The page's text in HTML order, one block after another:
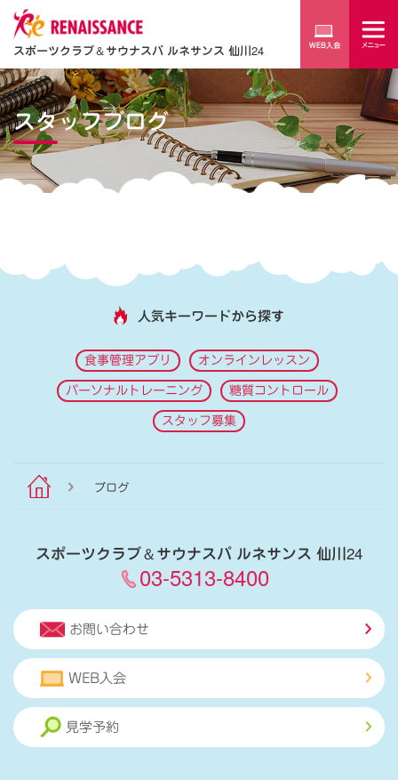
スポーツクラブ＆サウナスパ ルネサンス 仙川24
スタッフブログ
人気キーワードから探す
食事管理アプリ オンラインレッスン
パーソナルトレーニング 糖質コントロール
スタッフ募集
ブログ
スポーツクラブ＆サウナスパ ルネサンス 仙川24
03-5313-8400
お問い合わせ
WEB入会
見学予約